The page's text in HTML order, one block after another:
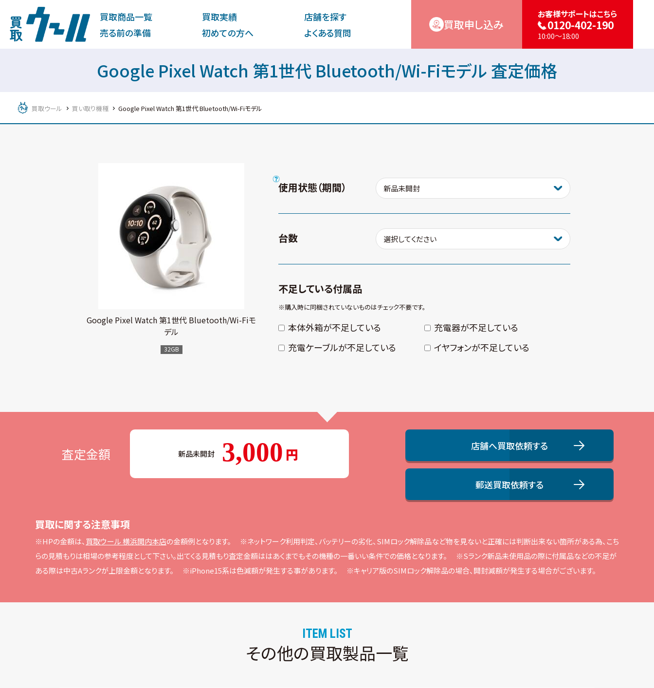
買取商品一覧 買取実績
店舗を探す
売る前の準備
初めての⽅へ よくある質問
買取申し込み
お客様サポートはこちら
0120-402-190
10:00～18:00
Google Pixel Watch 第1世代 Bluetooth/Wi-Fiモデル 査定価格
買取ウール 買い取り機種 Google Pixel Watch 第1世代 Bluetooth/Wi-Fiモデル
Google Pixel Watch 第1世代 Bluetooth/Wi-Fiモ
デル
32GB
使用状態（期間）
台数
不足している付属品
※購⼊時に同梱されていないものはチェック不要です。
本体外箱が不⾜している
充電器が不⾜している
充電ケーブルが不⾜している
イヤフォンが不⾜している
査定金額 新品未開封 3,000 店舗へ買取依頼する
郵送買取依頼する
買取に関する注意事項
※HPの⾦額は、 買取ウール 横浜関内本店の⾦額例となります。
※ネットワーク利⽤判定、バッテリーの劣化、SIMロック解除品など物を⾒ないと正確には判断出来ない箇所がある為、こち
らの⾒積もりは相場の参考程度として下さい。出てくる⾒積もり査定⾦額ははあくまでもその機種の⼀番いい条件での価格となります。
※Sランク新品未使⽤品の際に付属品などの不⾜が
ある際は中古Aランクが上限⾦額となります。
※iPhone15系は⾊減額が発⽣する事があります。 ※キャリア版のSIMロック解除品の場合、開封減額が発⽣する場合がございます。
ITEM LIST
その他の買取製品一覧